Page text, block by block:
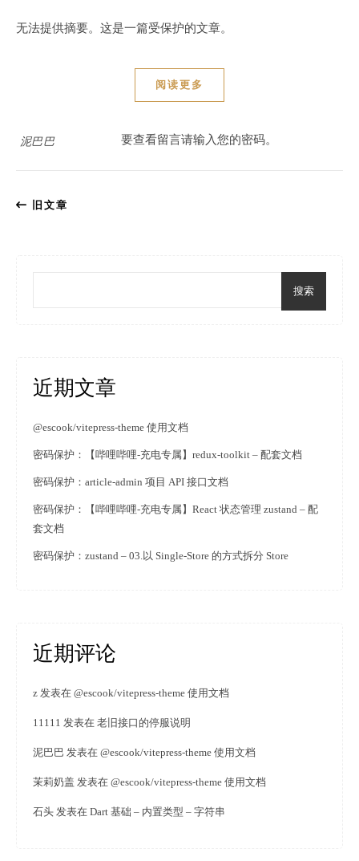
无法提供摘要。这是一篇受保护的文章。
阅读更多
泥巴巴 要查看留言请输入您的密码。
旧文章
搜索
近期文章
@escook/vitepress-theme 使用文档
密码保护：【哔哩哔哩-充电专属】redux-toolkit – 配套文档
密码保护：article-admin 项目 API 接口文档
密码保护：【哔哩哔哩-充电专属】React 状态管理 zustand – 配
套文档
密码保护：zustand – 03.以 Single-Store 的方式拆分 Store
近期评论
z 发表在 @escook/vitepress-theme 使用文档
11111 发表在 老旧接口的停服说明
泥巴巴 发表在 @escook/vitepress-theme 使用文档
茉莉奶盖 发表在 @escook/vitepress-theme 使用文档
石头 发表在 Dart 基础 – 内置类型 – 字符串